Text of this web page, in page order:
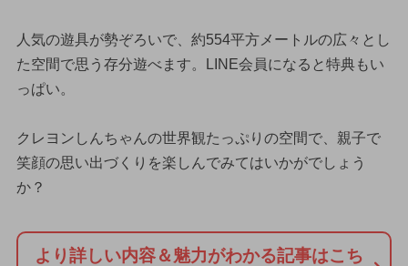
人気の遊具が勢ぞろいで、約554平方メートルの広々とし
た空間で思う存分遊べます。LINE会員になると特典もい
っぱい。
クレヨンしんちゃんの世界観たっぷりの空間で、親子で
笑顔の思い出づくりを楽しんでみてはいかがでしょう
か？
より詳しい内容＆魅力がわかる記事はこち